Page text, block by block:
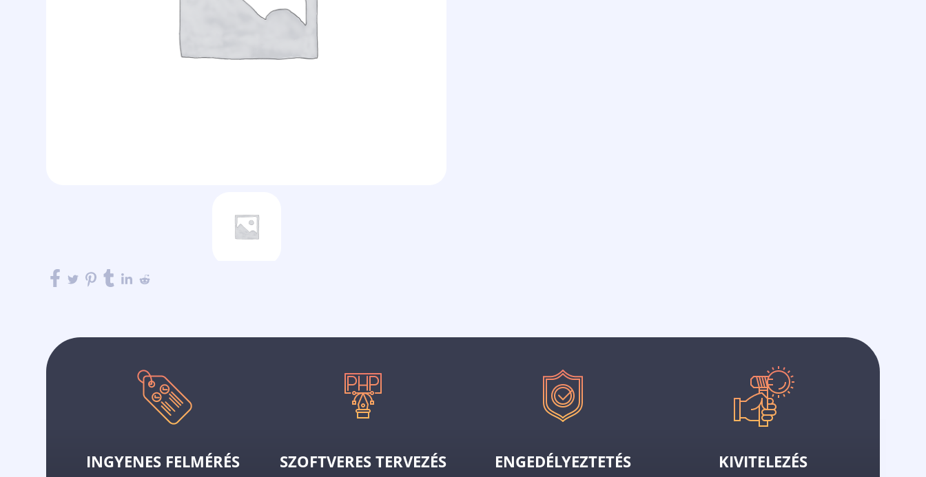
INGYENES FELMÉRÉS SZOFTVERES TERVEZÉS ENGEDÉLYEZTETÉS KIVITELEZÉS